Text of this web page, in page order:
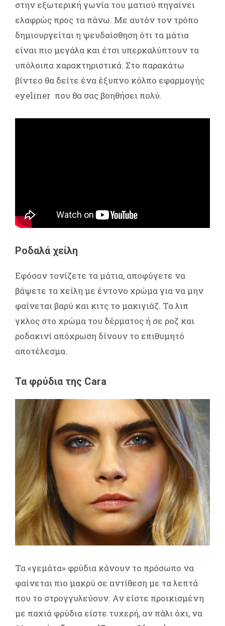
στην εξωτερική γωνία του ματιού πηγαίνει
ελαφρώς προς τα πάνω. Με αυτόν τον τρόπο
δημιουργείται η ψευδαίσθηση ότι τα μάτια
είναι πιο μεγάλα και έτσι υπερκαλύπτουν τα
υπόλοιπα χαρακτηριστικά. Στο παρακάτω
βίντεο θα δείτε ένα έξυπνο κόλπο εφαρμογής
eyeliner που θα σας βοηθήσει πολύ.
Ροδαλά χείλη
Εφόσον τονίζετε τα μάτια, αποφύγετε να
βάψετε τα χείλη με έντονο χρώμα για να μην
φαίνεται βαρύ και κιτς το μακιγιάζ. Τα λιπ
γκλος στο χρώμα του δέρματος ή σε ροζ και
ροδακινί απόχρωση δίνουν το επιθυμητό
αποτέλεσμα.
Τα φρύδια της Cara
Τα «γεμάτα» φρύδια κάνουν το πρόσωπο να
φαίνεται πιο μακρύ σε αντίθεση με τα λεπτά
που το στρογγυλεύουν. Αν είστε προικισμένη
με παχιά φρύδια είστε τυχερή, αν πάλι όχι, να